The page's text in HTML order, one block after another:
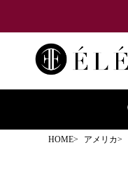
HOME アメリカ